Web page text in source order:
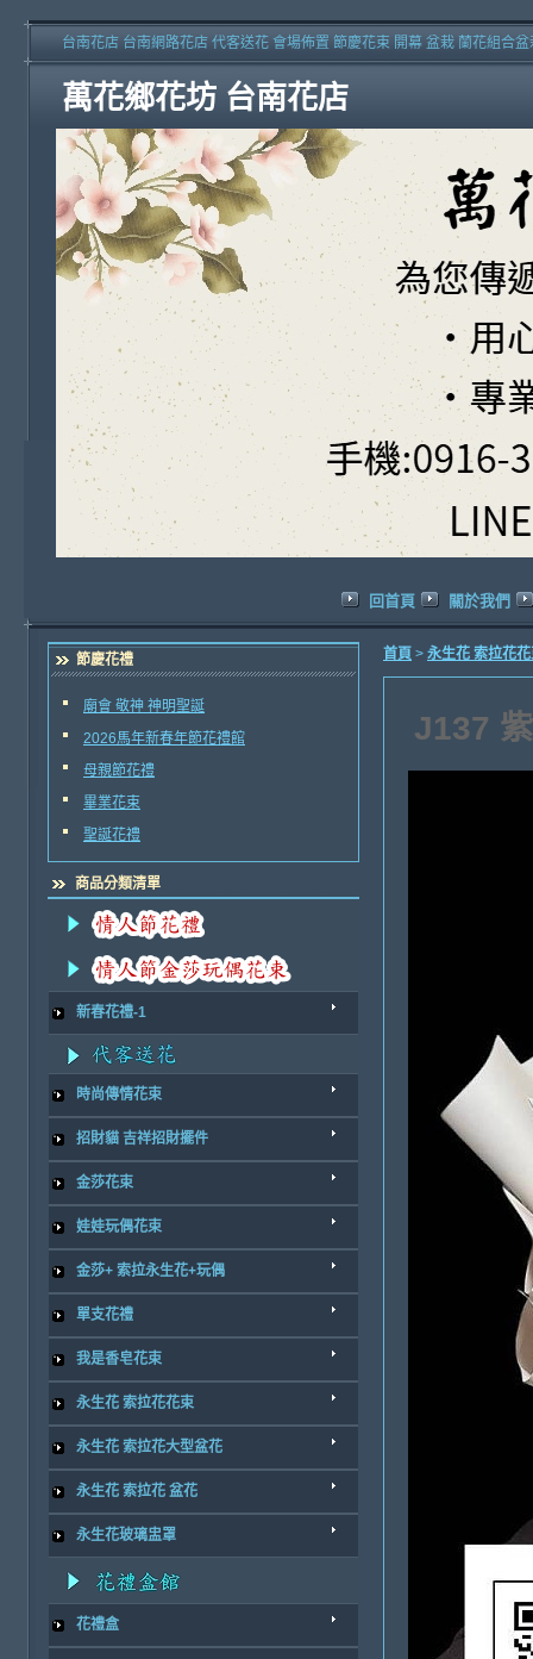
萬花鄉花坊 台南花店
台南花店 台南網路花店 代客送花 會場佈置 節慶花束 開幕 盆栽 蘭花組合
回首頁 關於我們
節慶花禮
廟會 敬神 神明聖誕
2026馬年新春年節花禮館
母親節花禮
畢業花束
聖誕花禮
商品分類清單
新春花禮-1
時尚傳情花束
招財貓 吉祥招財擺件
金莎花束
娃娃玩偶花束
金莎+ 索拉永生花+玩偶
單支花禮
我是香皂花束
永生花 索拉花花束
永生花 索拉花大型盆花
永生花 索拉花 盆花
永生花玻璃盅罩
花禮盒
首頁 > 永生花 索拉花
J137